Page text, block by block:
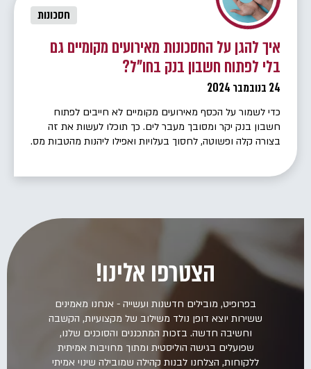
איך להגן על החסכונות מאירועים מקומיים גם
בלי לפתוח חשבון בנק בחו"ל?
24 בנובמבר 2024
כדי לשמור על הכסף מאירועים מקומיים לא חייבים לפתוח
חשבון בנק יקר ומסובך מעבר לים. כך תוכלו לעשות את זה
בצורה קלה ופשוטה, לחסוך בעלויות ואפילו ליהנות מהטבות מס.
חסכונות
הצטרפו אלינו!
בפרופיט, מובילים חדשנות ועשייה - אנחנו מאמינים
ששירות יוצא דופן נולד משילוב של מקצועיות, הקשבה
וחשיבה חדשה. בזכות המתכננים והסוכנים שלנו,
שפועלים בגישה הוליסטית ומתוך מחויבות אמיתית
ללקוחות, הצלחנו לבנות קהילה שמובילה שינוי אמיתי